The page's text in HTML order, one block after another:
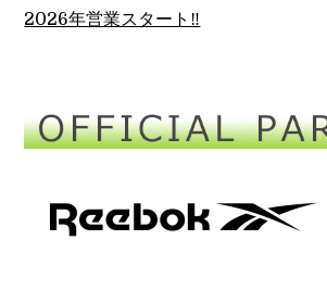
2026年営業スタート‼︎